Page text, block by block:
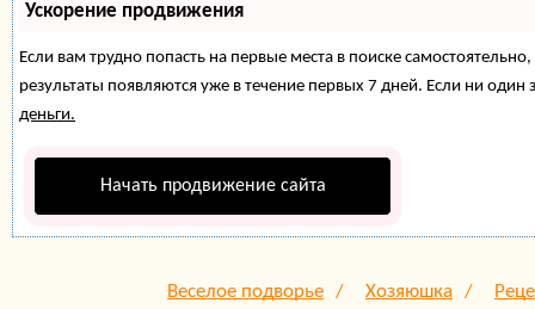
Ускорение продвижения
Если вам трудно попасть на первые места в поиске
результаты появляются уже в течение первых 7 дней. Если ни один
деньги.
Начать продвижение сайта
Веселое подворье Хозяюшка